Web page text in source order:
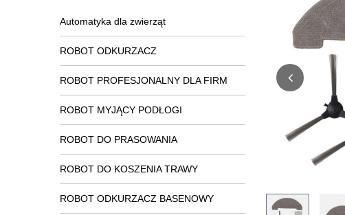
Automatyka dla zwierząt
ROBOT ODKURZACZ
ROBOT PROFESJONALNY DLA FIRM
ROBOT MYJĄCY PODŁOGI
ROBOT DO PRASOWANIA
ROBOT DO KOSZENIA TRAWY
ROBOT ODKURZACZ BASENOWY